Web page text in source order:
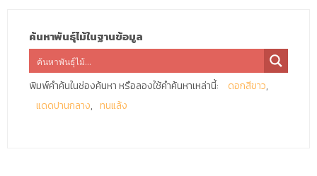
ค้นหาพันธุ์ไม้ในฐานข้อมูล
พิมพ์คำค้นในช่องค้นหา หรือลองใช้คำค้นหาเหล่านี้:
ดอกสีขาว
แดดปานกลาง
ทนแล้ง